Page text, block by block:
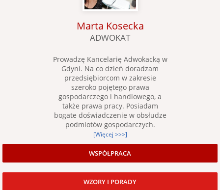
Marta Kosecka
ADWOKAT
Prowadzę Kancelarię Adwokacką w
Gdyni. Na co dzień doradzam
przedsiębiorcom w zakresie
szeroko pojętego prawa
gospodarczego i handlowego, a
także prawa pracy. Posiadam
bogate doświadczenie w obsłudze
podmiotów gospodarczych.
[Więcej >>>]
WSPÓŁPRACA
WZORY I PORADY